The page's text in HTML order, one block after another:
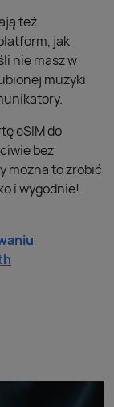
też
jak
nie masz w
muzyki
eSIM do
bez
można to zrobić
i wygodnie!